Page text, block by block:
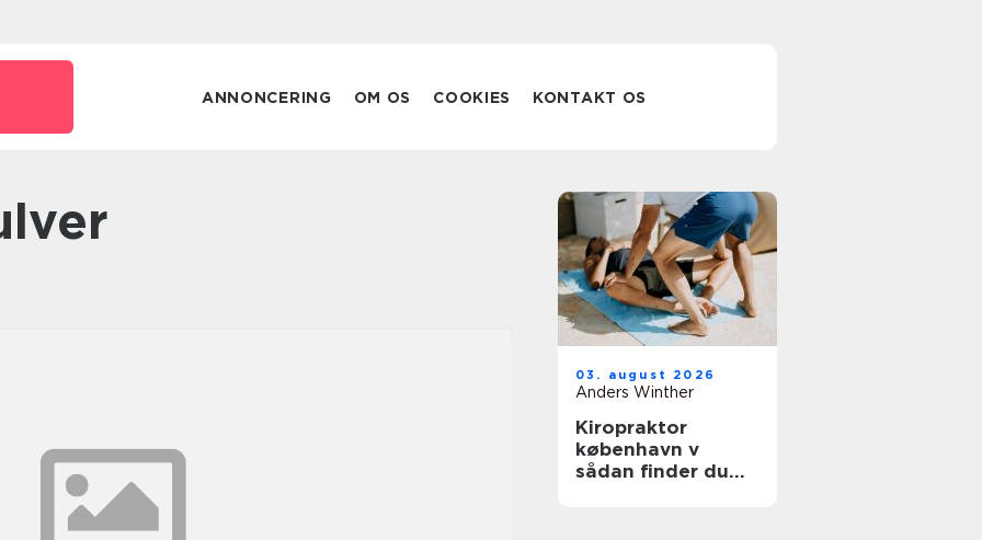
ANNONCERING OM OS COOKIES KONTAKT OS
03. august 2026
Anders Winther
Kiropraktor
københavn v
sådan finder du